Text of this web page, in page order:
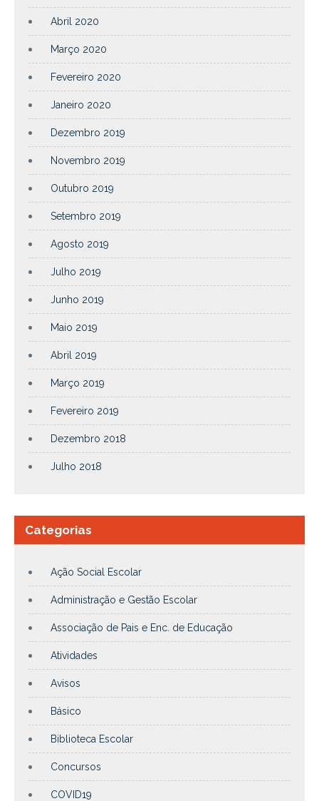
Abril 2020
Março 2020
Fevereiro 2020
Janeiro 2020
Dezembro 2019
Novembro 2019
Outubro 2019
Setembro 2019
Agosto 2019
Julho 2019
Junho 2019
Maio 2019
Abril 2019
Março 2019
Fevereiro 2019
Dezembro 2018
Julho 2018
Categorias
Ação Social Escolar
Administração e Gestão Escolar
Associação de Pais e Enc. de Educação
Atividades
Avisos
Básico
Biblioteca Escolar
Concursos
COVID19